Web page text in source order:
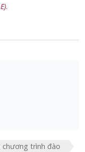
.
chương trình đào